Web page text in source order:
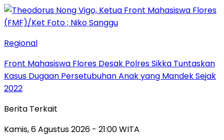
Regional
Front Mahasiswa Flores Desak Polres Sikka Tuntaskan
Kasus Dugaan Persetubuhan Anak yang Mandek Sejak
2022
Berita Terkait
Kamis, 6 Agustus 2026 - 21:00 WITA